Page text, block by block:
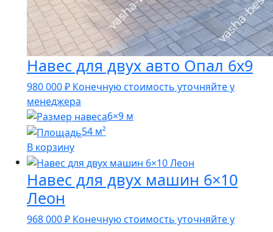
Навес для двух авто Опал 6х9
980 000₽ Конечную стоимость уточняйте у
менеджера
6×9 м
54 м²
В корзину
Навес для двух машин 6×10
Леон
968 000₽ Конечную стоимость уточняйте у